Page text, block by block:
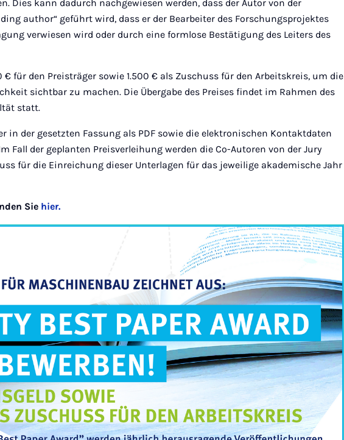
Dies kann dadurch nachgewiesen werden, dass der Autor von der
author“ geführt wird, dass er der Bearbeiter des Forschungsprojektes
verwiesen wird oder durch eine formlose Bestätigung des Leiters des
€ für den Preisträger sowie 1.500 € als Zuschuss für den Arbeitskreis, um die
sichtbar zu machen. Die Übergabe des Preises findet im Rahmen des
statt.
in der gesetzten Fassung als PDF sowie die elektronischen Kontaktdaten
Fall der geplanten Preisverleihung werden die Co-Autoren von der Jury
für die Einreichung dieser Unterlagen für das jeweilige akademische Jahr
Sie hier.